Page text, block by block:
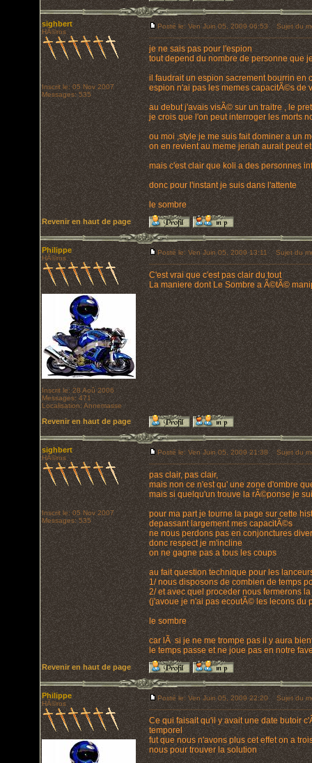
sighbert
HÃ©ros
Inscrit le: 05 Nov 2007
Messages: 535
Posté le: Ven Juin 05, 2009 06:53 Sujet du
je ne sais pas pour l'espion
tout depend du nombre de personne que
il faudrait un espion sacrement bourrin en
espion n'ai pas les memes capacitÃ©s de
au debut j'avais visÃ© sur un traitre , le
je crois que l'on peut interroger les morts
ou moi ,style je me suis fait dominer a un
on en revient au meme jeriah aurait peut
mais c'est clair que koli a des personnes
donc pour l'instant je suis dans l'attente
le sombre
Revenir en haut de page
Philippe
HÃ©ros
Inscrit le: 28 Aoû 2006
Messages: 471
Localisation: Annemasse
Posté le: Ven Juin 05, 2009 13:11 Sujet du
C'est vrai que c'est pas clair du tout
La maniere dont Le Sombre a Ã©tÃ©
Revenir en haut de page
sighbert
HÃ©ros
Inscrit le: 05 Nov 2007
Messages: 535
Posté le: Ven Juin 05, 2009 21:38 Sujet du
pas clair, pas clair,
mais non ce n'est qu' une zone d'ombre
mais si quelqu'un trouve la rÃ©ponse je
pour ma part je tourne la page sur cette
depassant largement mes capacitÃ©s
ne nous perdons pas en conjonctures
donc respect je m'incline
on ne gagne pas a tous les coups
au fait question technique pour les
1/ nous disposons de combien de temps
2/ et avec quel proceder nous fermerons la
(j'avoue je n'ai pas ecoutÃ© les lecons du
le sombre
car lÃ si je ne me trompe pas il y aura
le temps passe et ne joue pas en notre
Revenir en haut de page
Philippe
HÃ©ros
Posté le: Ven Juin 05, 2009 22:20 Sujet du
Ce qui faisait qu'il y avait une date butoir
temporel
fut que nous n'avons plus cet effet on a
nous pour trouver la solution